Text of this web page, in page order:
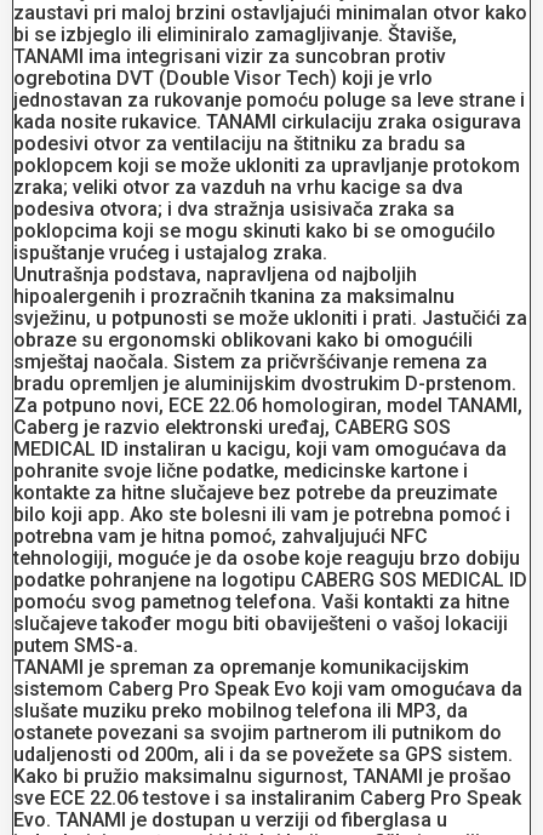
zaustavi pri maloj brzini ostavljajući minimalan otvor kako
bi se izbjeglo ili eliminiralo zamagljivanje. Štaviše,
TANAMI ima integrisani vizir za suncobran protiv
ogrebotina DVT (Double Visor Tech) koji je vrlo
jednostavan za rukovanje pomoću poluge sa leve strane i
kada nosite rukavice. TANAMI cirkulaciju zraka osigurava
podesivi otvor za ventilaciju na štitniku za bradu sa
poklopcem koji se može ukloniti za upravljanje protokom
zraka; veliki otvor za vazduh na vrhu kacige sa dva
podesiva otvora; i dva stražnja usisivača zraka sa
poklopcima koji se mogu skinuti kako bi se omogućilo
ispuštanje vrućeg i ustajalog zraka.
Unutrašnja podstava, napravljena od najboljih
hipoalergenih i prozračnih tkanina za maksimalnu
svježinu, u potpunosti se može ukloniti i prati. Jastučići za
obraze su ergonomski oblikovani kako bi omogućili
smještaj naočala. Sistem za pričvršćivanje remena za
bradu opremljen je aluminijskim dvostrukim D-prstenom.
Za potpuno novi, ECE 22.06 homologiran, model TANAMI,
Caberg je razvio elektronski uređaj, CABERG SOS
MEDICAL ID instaliran u kacigu, koji vam omogućava da
pohranite svoje lične podatke, medicinske kartone i
kontakte za hitne slučajeve bez potrebe da preuzimate
bilo koji app. Ako ste bolesni ili vam je potrebna pomoć i
potrebna vam je hitna pomoć, zahvaljujući NFC
tehnologiji, moguće je da osobe koje reaguju brzo dobiju
podatke pohranjene na logotipu CABERG SOS MEDICAL ID
pomoću svog pametnog telefona. Vaši kontakti za hitne
slučajeve također mogu biti obaviješteni o vašoj lokaciji
putem SMS-a.
TANAMI je spreman za opremanje komunikacijskim
sistemom Caberg Pro Speak Evo koji vam omogućava da
slušate muziku preko mobilnog telefona ili MP3, da
ostanete povezani sa svojim partnerom ili putnikom do
udaljenosti od 200m, ali i da se povežete sa GPS sistem.
Kako bi pružio maksimalnu sigurnost, TANAMI je prošao
sve ECE 22.06 testove i sa instaliranim Caberg Pro Speak
Evo. TANAMI je dostupan u verziji od fiberglasa u